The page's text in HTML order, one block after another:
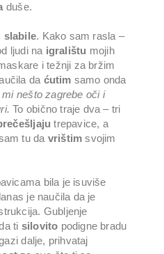
duše.
slabile. Kako sam rasla –
ljudi na igralištu mojih
i težnji za bržim
da ćutim samo onda
nešto zagrebe oči i
To obično traje dva – tri
trepavice, a
tu da vrištimsvojim
bila je isuviše
je naučila da je
Gubljenje
ti silovito podigne bradu
dalje, prihvataj